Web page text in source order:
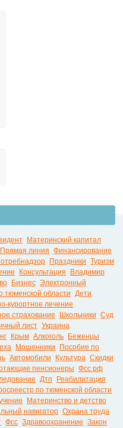
Материнский капитал
Прямая линия Финансирование
Праздники Туризм
Консультация
Владимир
Бизнес Электронный
тюменской области Дети
курортное лечение
страхование Школьники Суд
лист Украина
Крым Алкоголь
Беженцы
Мошенники
Пособие по
Автомобили Культура Скидки
пенсионеры Фсс рф
Дтп
Реабилитация
по тюменской области
Материнство и детство
навигатор Охрана труда
Фсс Здравоохранение Закон